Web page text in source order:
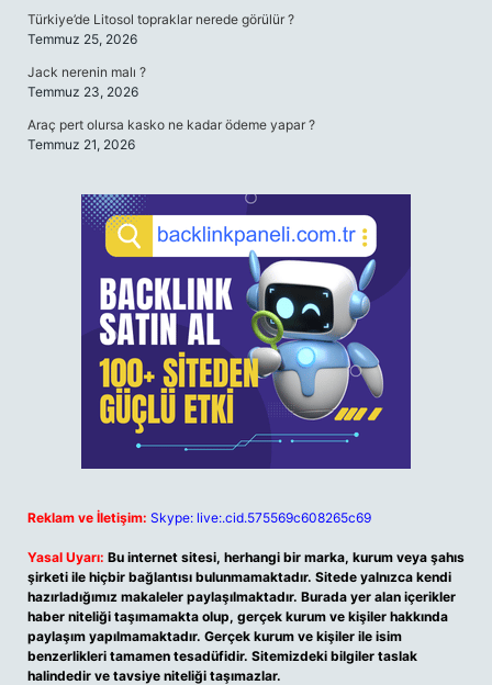
Türkiye’de Litosol topraklar nerede görülür ?
Temmuz 25, 2026
Jack nerenin malı ?
Temmuz 23, 2026
Araç pert olursa kasko ne kadar ödeme yapar ?
Temmuz 21, 2026
Reklam ve İletişim: Skype: live:.cid.575569c608265c69
Yasal Uyarı: Bu internet sitesi, herhangi bir marka, kurum veya şahıs
şirketi ile hiçbir bağlantısı bulunmamaktadır. Sitede yalnızca kendi
hazırladığımız makaleler paylaşılmaktadır. Burada yer alan içerikler
haber niteliği taşımamakta olup, gerçek kurum ve kişiler hakkında
paylaşım yapılmamaktadır. Gerçek kurum ve kişiler ile isim
benzerlikleri tamamen tesadüfidir. Sitemizdeki bilgiler taslak
halindedir ve tavsiye niteliği taşımazlar.